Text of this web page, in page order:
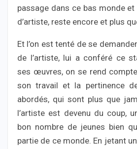
passage dans ce bas monde
d’artiste, reste encore et plus
Et l’on est tenté de se
de l’artiste, lui a conféré ce
ses œuvres, on se rend
son travail et la pertinence
abordés, qui sont plus que
l’artiste est devenu du coup,
bon nombre de jeunes bien
partie de ce monde. En jetant